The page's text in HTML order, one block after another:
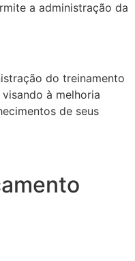
a administração da
do treinamento
à melhoria
de seus